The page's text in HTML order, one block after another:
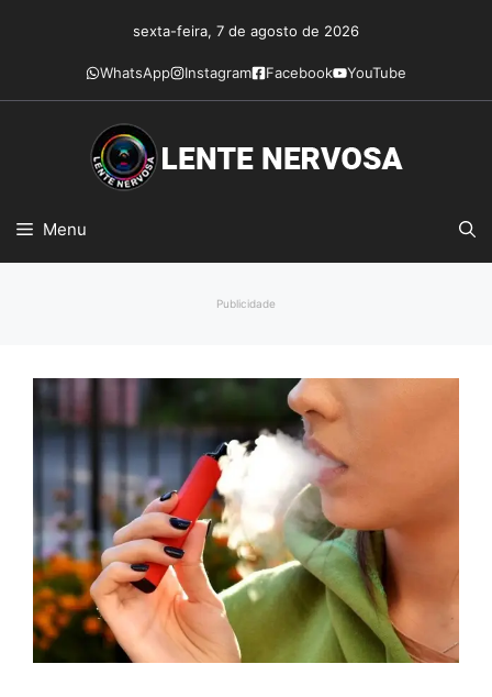
conteúdo
sexta-feira, 7 de agosto de 2026
WhatsApp Instagram Facebook YouTube
Menu
Publicidade